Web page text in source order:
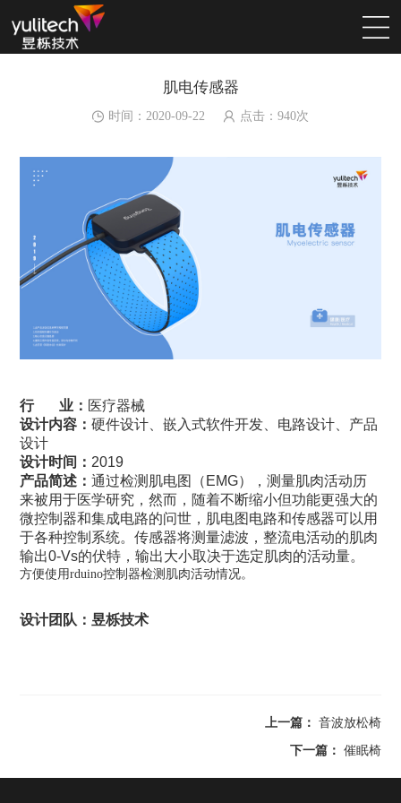
肌电传感器
时间：2020-09-22 点击： 940次
行 业： 医疗器械
设计内容：硬件设计、嵌入式软件开发、电路设计、产品
设计
设计时间： 2019
产品简述：通过检测肌电图（EMG），测量肌肉活动历
来被用于医学研究，然而，随着不断缩小但功能更强大的
微控制器和集成电路的问世，肌电图电路和传感器可以用
于各种控制系统。传感器将测量滤波，整流电活动的肌肉
输出0-Vs的伏特，输出大小取决于选定肌肉的活动量。
方便使用rduino控制器检测肌肉活动情况。
设计团队：昱栎技术
上一篇： 音波放松椅
下一篇： 催眠椅